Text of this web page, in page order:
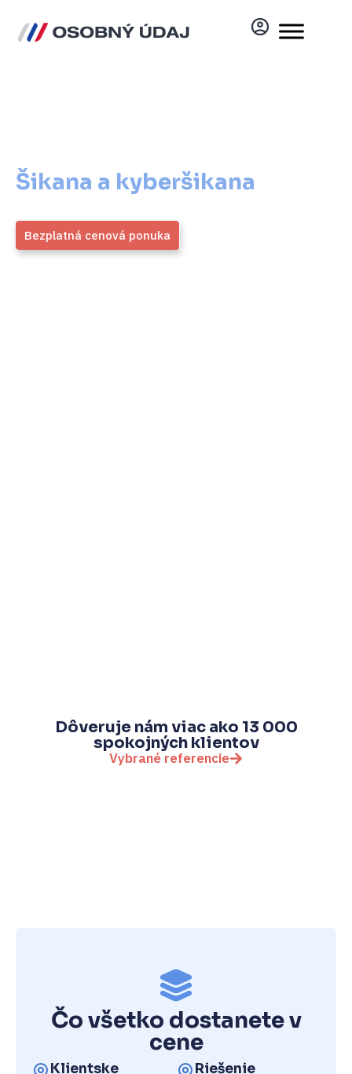
Šikana a kyberšikana
Bezplatná cenová ponuka
Dôveruje nám viac ako 13 000
spokojných klientov
Vybrané referencie
Čo všetko dostanete v
cene
Klientske
Riešenie